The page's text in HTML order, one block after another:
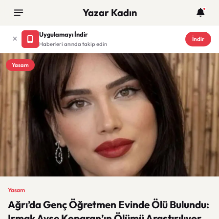
Yazar Kadın
Uygulamayı İndir
Haberleri anında takip edin
İndir
Yasam
Yasam
Ağrı’da Genç Öğretmen Evinde Ölü Bulundu: